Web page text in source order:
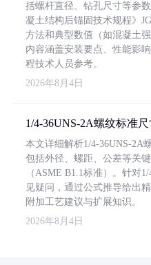
括螺杆直径、钻孔尺寸等参
凝土结构后锚固技术规程》
方法和典型数值（如混凝土强
内容涵盖安装要点、性能影
程技术人员参考。
2026年8月4日
1/4-36UNS-2A螺纹标准
本文详细解析1/4-36UNS-2A
包括外径、螺距、公差等关
（ASME B1.1标准）。针对
见疑问，通过公式推导给出
附加工艺建议与扩展知识。
2026年8月4日